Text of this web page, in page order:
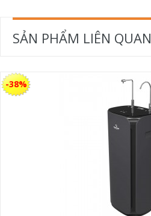
SẢN PHẨM LIÊN QUAN
-38%